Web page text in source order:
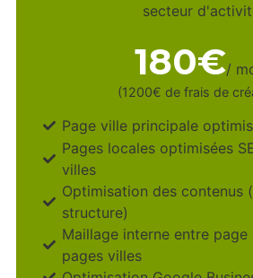
secteur
180€/
(1200€ de frais de
Page ville principale
Pages locales optimisées
villes
Optimisation des contenus
structure)
Maillage interne entre
pages villes